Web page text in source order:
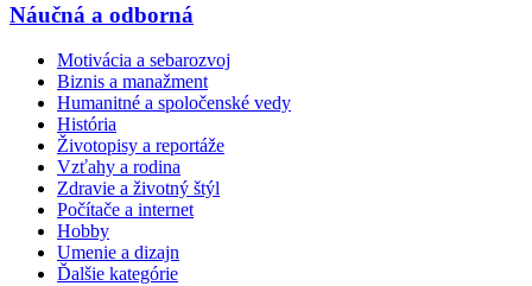
Náučná a odborná
Motivácia a sebarozvoj
Biznis a manažment
Humanitné a spoločenské vedy
História
Životopisy a reportáže
Vzťahy a rodina
Zdravie a životný štýl
Počítače a internet
Hobby
Umenie a dizajn
Ďalšie kategórie